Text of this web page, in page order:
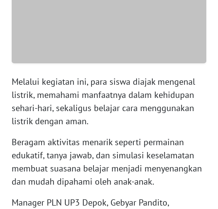
Melalui kegiatan ini, para siswa diajak mengenal
listrik, memahami manfaatnya dalam kehidupan
sehari-hari, sekaligus belajar cara menggunakan
listrik dengan aman.
Beragam aktivitas menarik seperti permainan
edukatif, tanya jawab, dan simulasi keselamatan
membuat suasana belajar menjadi menyenangkan
dan mudah dipahami oleh anak-anak.
Manager PLN UP3 Depok, Gebyar Pandito,
WN
WN
PAPUA
BARAT
WN
RIAU
WN